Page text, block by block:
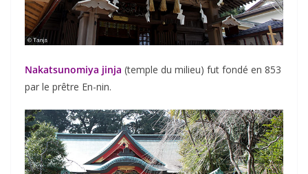
Nakatsunomiya jinja (temple du milieu) fut fondé en 853
par le prêtre En-nin.